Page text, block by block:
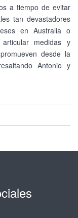
a tiempo de evitar
tan devastadores
en Australia o
medidas y
desde la
Antonio y